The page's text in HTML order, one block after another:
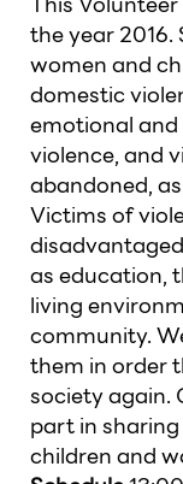
the year
women and
domestic
emotional
violence, and
abandoned,
Victims of
as education,
living
community.
them in order
society again.
part in
children and